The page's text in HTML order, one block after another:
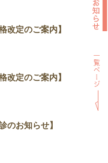
改定のご案内】
改定のご案内】
のお知らせ】